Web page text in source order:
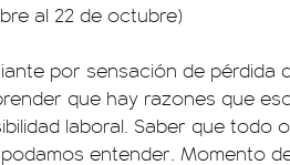
al 22 de octubre)
por sensación de pérdida
que hay razones que
laboral. Saber que todo
entender. Momento